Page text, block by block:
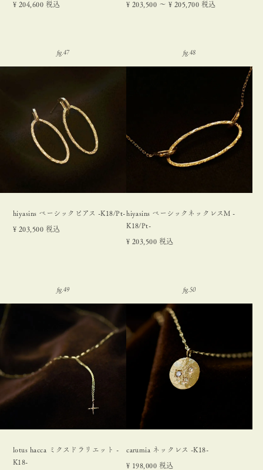
¥ 204,600 税込 ¥ 203,500 〜 ¥ 205,700 税込
hiyasins ベーシックピアス -K18/Pt-
¥ 203,500 税込
hiyasins ベーシックネックレスM -
K18/Pt-
¥ 203,500 税込
lotus hacca ミクスドラリエット -
K18-
carumia ネックレス -K18-
¥ 198,000 税込